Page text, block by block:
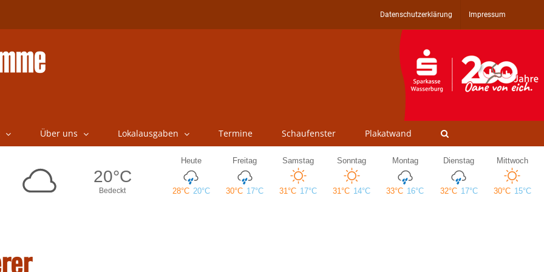
Datenschutzerklärung Impressum
Über uns Lokalausgaben Termine Schaufenster Plakatwand